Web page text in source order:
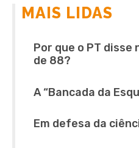
MAIS LIDAS
Por que o PT
de 88?
A “Bancada da
Em defesa da